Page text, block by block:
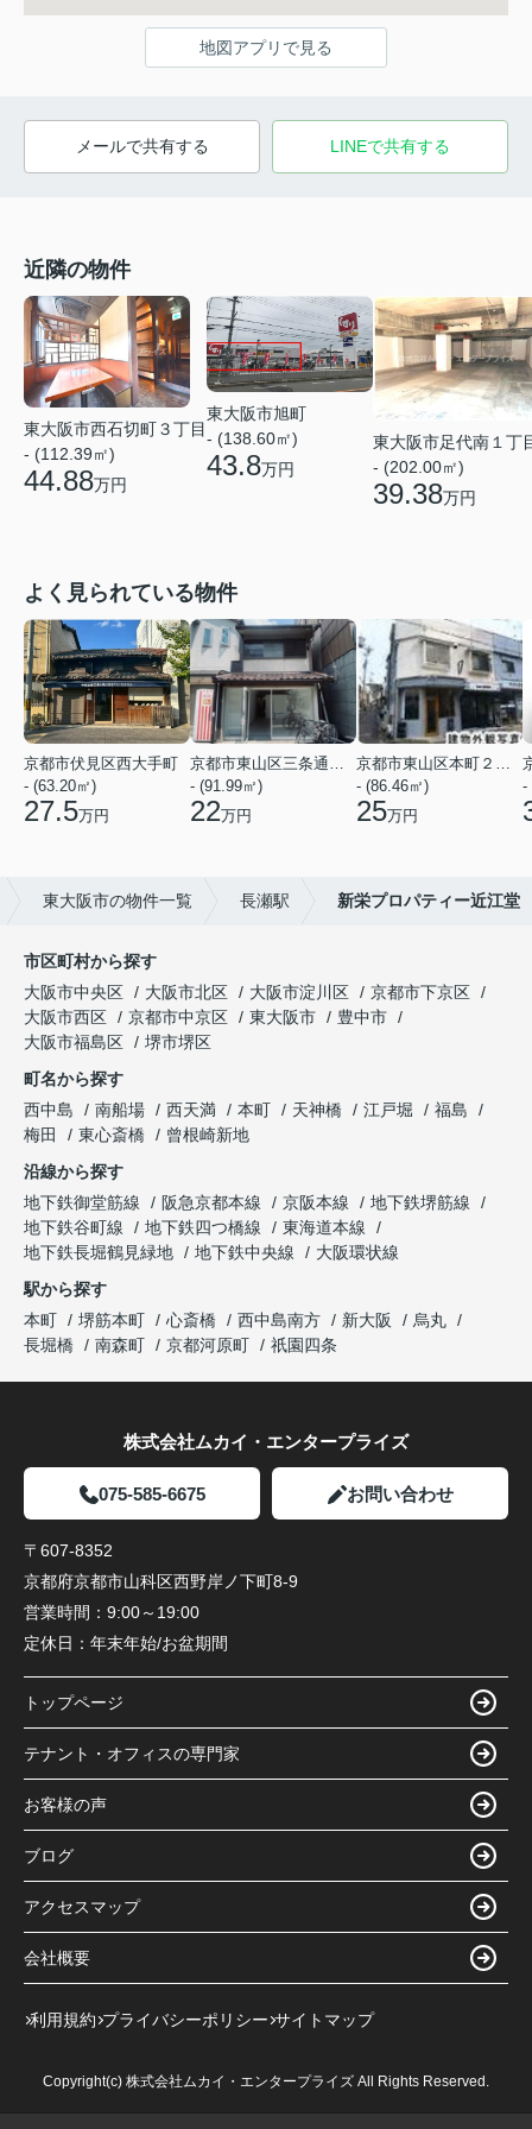
地図アプリで見る
メールで共有する LINEで共有する
近隣の物件
東大阪市西石切町３丁目
- (112.39㎡)
44.88万円
東大阪市旭町
- (138.60㎡)
43.8万円
東大阪市足代南１丁
- (202.00㎡)
39.38万円
よく見られている物件
京都市伏見区西大手町
- (63.20㎡)
27.5万円
京都市東山区三条通北裏白川筋西入２丁目東姉小路町
- (91.99㎡)
22万円
京都市東山区本町２２丁目
- (86.46㎡)
25万円
-
東大阪市の物件一覧 長瀬駅 新栄プロパティー近江堂
市区町村から探す
大阪市中央区
大阪市北区 大阪市淀川区
京都市下京区
大阪市西区
京都市中京区 東大阪市
豊中市
大阪市福島区
堺市堺区
町名から探す
西中島
南船場 西天満 本町 天神橋 江戸堀
福島
梅田
東心斎橋
曾根崎新地
沿線から探す
地下鉄御堂筋線
阪急京都本線 京阪本線
地下鉄堺筋線
地下鉄谷町線
地下鉄四つ橋線
東海道本線
地下鉄長堀鶴見緑地
地下鉄中央線
大阪環状線
駅から探す
本町
堺筋本町 心斎橋 西中島南方 新大阪
烏丸
長堀橋
南森町 京都河原町 祇園四条
株式会社ムカイ・エンタープライズ
075-585-6675 お問い合わせ
〒607-8352
京都府京都市山科区西野岸ノ下町8-9
営業時間： 9:00～19:00
定休日： 年末年始/お盆期間
トップページ
テナント・オフィスの専門家
お客様の声
ブログ
アクセスマップ
会社概要
利用規約 プライバシーポリシー サイトマップ
Copyright(c) 株式会社ムカイ・エンタープライズ All Rights Reserved.